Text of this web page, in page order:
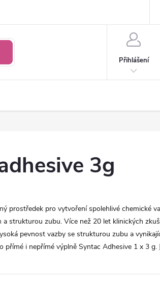
Přihlášení
3g
prostředek pro vytvoření spolehlivé chemické
a strukturou zubu. Více než 20 let klinických
pevnost vazby se strukturou zubu a
přímé i nepřímé výplně Syntac Adhesive 1 x 3 g.